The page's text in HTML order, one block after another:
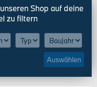
Auswählen